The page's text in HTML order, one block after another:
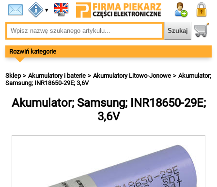
▾
Rozwiń kategorie
Sklep Akumulatory i baterie Akumulatory Litowo-Jonowe
Akumulator;
Samsung; INR18650-29E; 3,6V
Akumulator; Samsung; INR18650-29E;
3,6V